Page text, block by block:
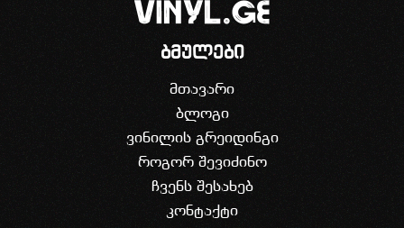
ბმულები
მთავარი
ბლოგი
ვინილის გრეიდინგი
როგორ შევიძინო
ჩვენს შესახებ
კონტაქტი